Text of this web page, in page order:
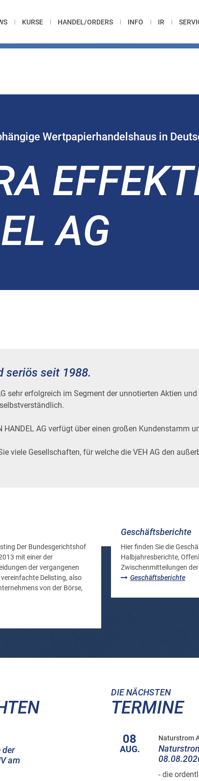
KURSE HANDEL/ORDERS INFO IR
Wertpapierhandelshaus in
AG
seriös seit 1988.
sehr erfolgreich im Segment der unnotierten Aktien
HANDEL AG verfügt über einen großen Kundenstamm
viele Gesellschaften, für welche die VEH AG den
Der Bundesgerichtshof
mit einer der
der vergangenen
Delisting, also
von der Börse,
Geschäftsberichte
Hier finden Sie die
Halbjahresberichte,
Zwischenmitteilungen der
Geschäftsberichte
der
am
DIE NÄCHSTEN
TERMINE
08
AUG.
Naturstrom
- die